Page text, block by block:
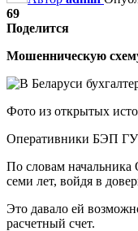
69
Поделится
Мошенническую
Фото из открытых
Оперативники БЭП
По словам
семи лет, войдя в
Это давало ей
расчетный счет.